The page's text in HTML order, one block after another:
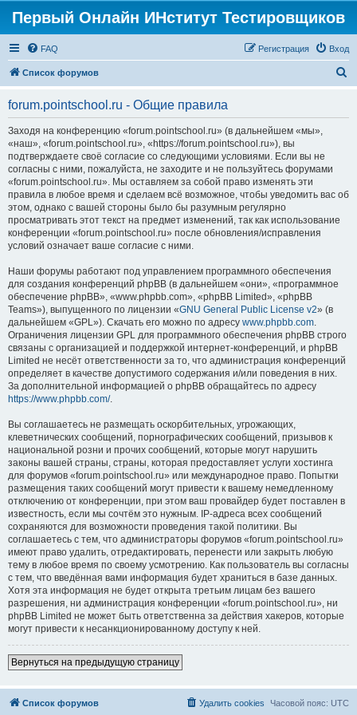
Первый Онлайн ИНститут Тестировщиков
FAQ Вход
Регистрация
Список форумов
forum.pointschool.ru - Общие правила
Заходя на конференцию «forum.pointschool.ru» (в дальнейшем «мы»,
«наш», «forum.pointschool.ru», «https://forum.pointschool.ru»), вы
подтверждаете своё согласие со следующими условиями. Если вы не
согласны с ними, пожалуйста, не заходите и не пользуйтесь форумами
«forum.pointschool.ru». Мы оставляем за собой право изменять эти
правила в любое время и сделаем всё возможное, чтобы уведомить вас об
этом, однако с вашей стороны было бы разумным регулярно
просматривать этот текст на предмет изменений, так как использование
конференции «forum.pointschool.ru» после обновления/исправления
условий означает ваше согласие с ними.
Наши форумы работают под управлением программного обеспечения
для создания конференций phpBB (в дальнейшем «они», «программное
обеспечение phpBB», «www.phpbb.com», «phpBB Limited», «phpBB
Teams»), выпущенного по лицензии «GNU General Public License v2» (в
дальнейшем «GPL»). Скачать его можно по адресу www.phpbb.com.
Ограничения лицензии GPL для программного обеспечения phpBB строго
связаны с организацией и поддержкой интернет-конференций, и phpBB
Limited не несёт ответственности за то, что администрация конференций
определяет в качестве допустимого содержания и/или поведения в них.
За дополнительной информацией о phpBB обращайтесь по адресу
https://www.phpbb.com/.
Вы соглашаетесь не размещать оскорбительных, угрожающих,
клеветнических сообщений, порнографических сообщений, призывов к
национальной розни и прочих сообщений, которые могут нарушить
законы вашей страны, страны, которая предоставляет услуги хостинга
для форумов «forum.pointschool.ru» или международное право. Попытки
размещения таких сообщений могут привести к вашему немедленному
отключению от конференции, при этом ваш провайдер будет поставлен в
известность, если мы сочтём это нужным. IP-адреса всех сообщений
сохраняются для возможности проведения такой политики. Вы
соглашаетесь с тем, что администраторы форумов «forum.pointschool.ru»
имеют право удалить, отредактировать, перенести или закрыть любую
тему в любое время по своему усмотрению. Как пользователь вы согласны
с тем, что введённая вами информация будет храниться в базе данных.
Хотя эта информация не будет открыта третьим лицам без вашего
разрешения, ни администрация конференции «forum.pointschool.ru», ни
phpBB Limited не может быть ответственна за действия хакеров, которые
могут привести к несанкционированному доступу к ней.
Вернуться на предыдущую страницу
Список форумов Часовой пояс: UTC
Удалить cookies